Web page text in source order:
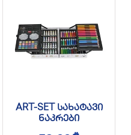
ART-SET სახატავი
ნაკრები